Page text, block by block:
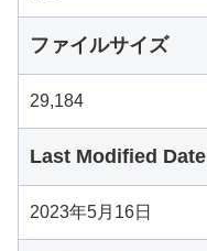
ファイルサイズ
29,184
Last Modified Date
2023年5月16日